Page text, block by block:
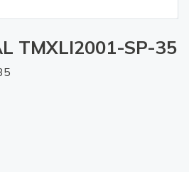
TMXLI2001-SP-35